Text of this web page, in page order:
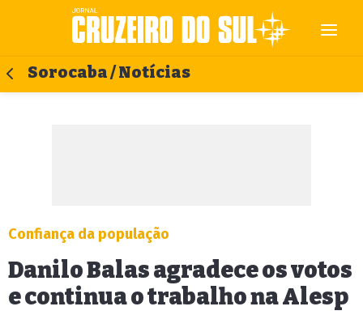
Sorocaba / Notícias
Confiança da população
Danilo Balas agradece os votos
e continua o trabalho na Alesp